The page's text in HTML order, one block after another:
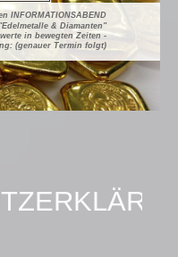
INFORMATIONSABEND
"Edelmetalle & Diamanten"
in bewegten Zeiten -
(genauer Termin folgt)